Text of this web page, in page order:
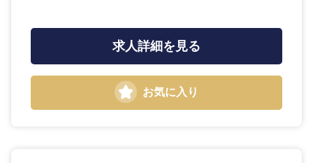
求人詳細を見る
お気に入り